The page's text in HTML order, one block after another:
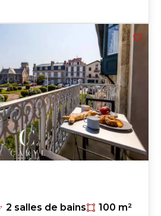
2 salles de bains
100 m²